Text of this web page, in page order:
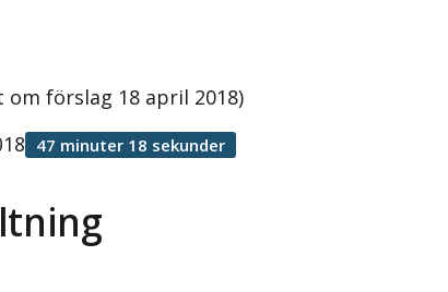
förslag 18 april 2018)
47 minuter 18 sekunder